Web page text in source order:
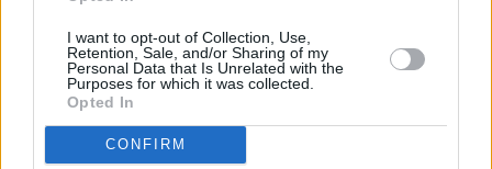
I want to opt-out of Collection, Use,
Retention, Sale, and/or Sharing of my
Personal Data that Is Unrelated with the
Purposes for which it was collected.
Opted In
CONFIRM
Prima sport - co nabídne v prvním
vysílacím týdnu